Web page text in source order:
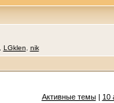
LGklen nik
Активные темы| 10